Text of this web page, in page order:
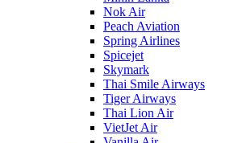
Nok Air
Peach Aviation
Spring Airlines
Spicejet
Skymark
Thai Smile Airways
Tiger Airways
Thai Lion Air
VietJet Air